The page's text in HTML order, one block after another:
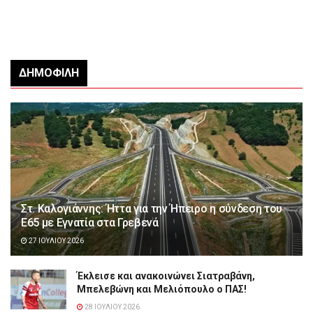
ΔΗΜΟΦΙΛΉ
Στ. Καλογιάννης: Ήττα για την Ήπειρο η σύνδεση του
Ε65 με Εγνατία στα Γρεβενά
27 ΙΟΥΛΊΟΥ 2026
Έκλεισε και ανακοινώνει Σιατραβάνη,
Μπελεβώνη και Μελιόπουλο ο ΠΑΣ!
28 ΙΟΥΛΊΟΥ 2026